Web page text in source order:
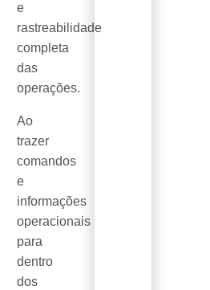
e
rastreabilidade
completa
das
operações.
Ao
trazer
comandos
e
informações
operacionais
para
dentro
dos